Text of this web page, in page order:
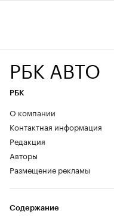
РБК АВТО
РБК
О компании
Контактная информация
Редакция
Авторы
Размещение рекламы
Содержание